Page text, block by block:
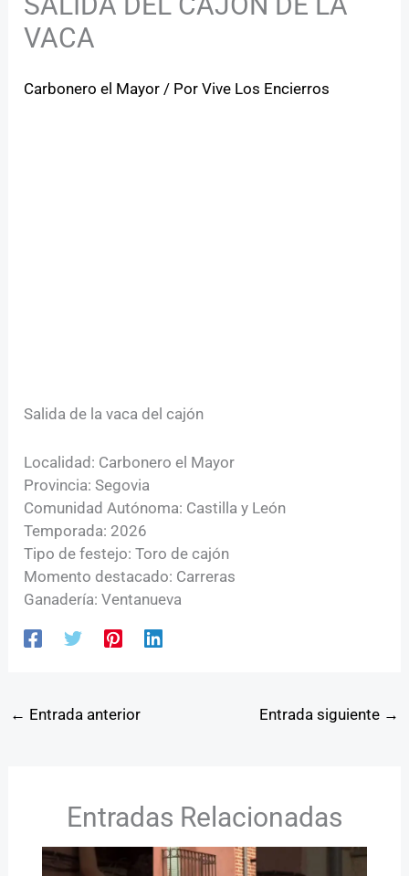
VACA
Carbonero el Mayor / PorVive Los Encierros
Salida de la vaca del cajón
Localidad: Carbonero el Mayor
Provincia: Segovia
Comunidad Autónoma: Castilla y León
Temporada: 2026
Tipo de festejo: Toro de cajón
Momento destacado: Carreras
Ganadería: Ventanueva
← Entrada anterior Entrada siguiente →
Entradas Relacionadas